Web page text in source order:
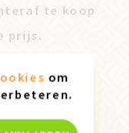
te koop
prijs.
lichte
om